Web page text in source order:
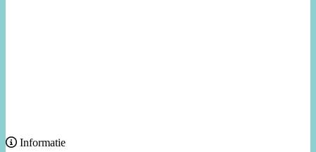
Informatie